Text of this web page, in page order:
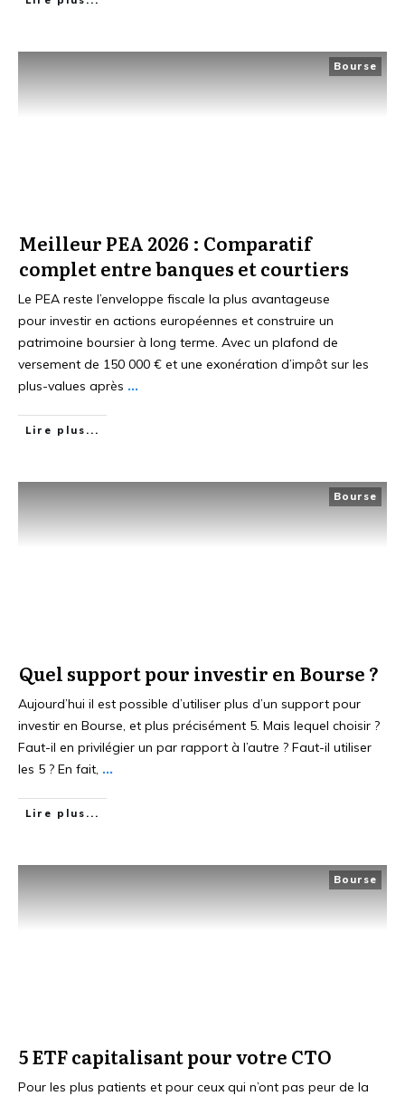
Bourse
Meilleur PEA 2026 : Comparatif
complet entre banques et courtiers
Le PEA reste l’enveloppe fiscale la plus avantageuse
pour investir en actions européennes et construire un
patrimoine boursier à long terme. Avec un plafond de
versement de 150 000 € et une exonération d’impôt sur les
plus-values après ...
Lire plus...
Bourse
Quel support pour investir en Bourse ?
Aujourd’hui il est possible d’utiliser plus d’un support pour
investir en Bourse, et plus précisément 5. Mais lequel choisir ?
Faut-il en privilégier un par rapport à l’autre ? Faut-il utiliser
les 5 ? En fait, ...
Lire plus...
Bourse
5 ETF capitalisant pour votre CTO
Pour les plus patients et pour ceux qui n’ont pas peur de la